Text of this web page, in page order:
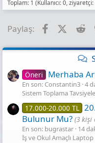
Toplam: 1 (Kullanıcı: 0, ziyaretçi:
Paylaş: Facebook
X
Öneri Merhaba
En son: Constantin3 4
Sistem Toplama
17.000-20.000 TL
Bulunur Mu? (3 kişi
En son: bugrastar 14
İş ve Okul Amaçlı Laptop